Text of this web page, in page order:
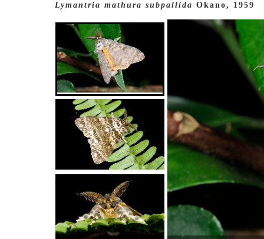
Lymantria mathura subpallida Okano, 1959